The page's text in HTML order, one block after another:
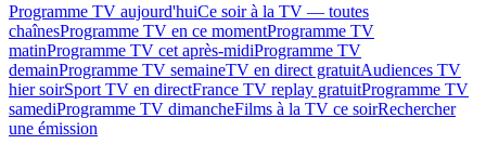
Programme TV aujourd'huiCe soir à la TV — toutes
chaînesProgramme TV en ce momentProgramme TV
matinProgramme TV cet après-midiProgramme TV
demainProgramme TV semaineTV en direct gratuitAudiences TV
hier soirSport TV en directFrance TV replay gratuitProgramme TV
samediProgramme TV dimancheFilms à la TV ce soirRechercher
une émission